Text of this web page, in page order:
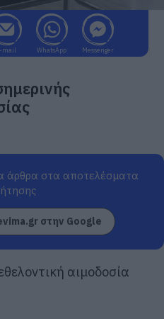
mail WhatsApp Messenger
άρθρα στα αποτελέσματα
στην Google
αιμοδοσία